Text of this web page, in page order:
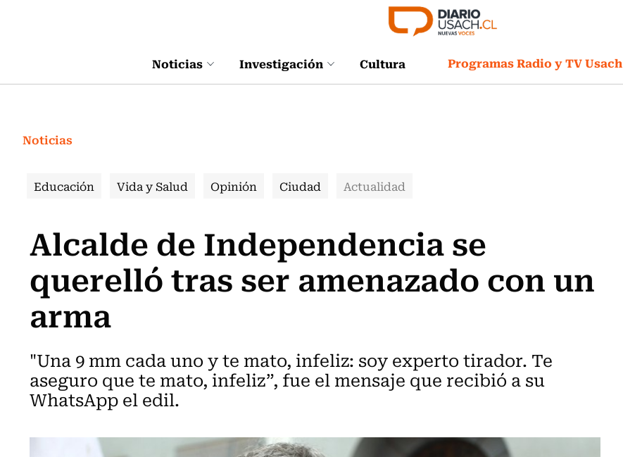
Noticias Investigación Cultura Programas Radio y TV Usach
Noticias
Educación Vida y Salud Opinión Ciudad Actualidad
Alcalde de Independencia se
querelló tras ser amenazado con un
arma
"Una 9 mm cada uno y te mato, infeliz: soy experto tirador. Te
aseguro que te mato, infeliz”, fue el mensaje que recibió a su
WhatsApp el edil.